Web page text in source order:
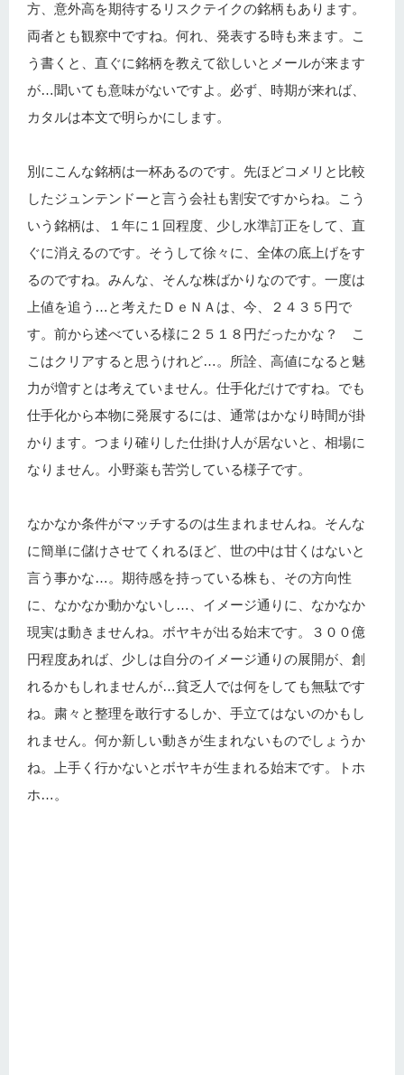
方、意外高を期待するリスクテイクの銘柄もあります。
両者とも観察中ですね。何れ、発表する時も来ます。こ
う書くと、直ぐに銘柄を教えて欲しいとメールが来ます
が…聞いても意味がないですよ。必ず、時期が来れば、
カタルは本文で明らかにします。
別にこんな銘柄は一杯あるのです。先ほどコメリと比較
したジュンテンドーと言う会社も割安ですからね。こう
いう銘柄は、１年に１回程度、少し水準訂正をして、直
ぐに消えるのです。そうして徐々に、全体の底上げをす
るのですね。みんな、そんな株ばかりなのです。一度は
上値を追う…と考えたＤｅＮＡは、今、２４３５円で
す。前から述べている様に２５１８円だったかな？ こ
こはクリアすると思うけれど…。所詮、高値になると魅
力が増すとは考えていません。仕手化だけですね。でも
仕手化から本物に発展するには、通常はかなり時間が掛
かります。つまり確りした仕掛け人が居ないと、相場に
なりません。小野薬も苦労している様子です。
なかなか条件がマッチするのは生まれませんね。そんな
に簡単に儲けさせてくれるほど、世の中は甘くはないと
言う事かな…。期待感を持っている株も、その方向性
に、なかなか動かないし…、イメージ通りに、なかなか
現実は動きませんね。ボヤキが出る始末です。３００億
円程度あれば、少しは自分のイメージ通りの展開が、創
れるかもしれませんが…貧乏人では何をしても無駄です
ね。粛々と整理を敢行するしか、手立てはないのかもし
れません。何か新しい動きが生まれないものでしょうか
ね。上手く行かないとボヤキが生まれる始末です。トホ
ホ…。